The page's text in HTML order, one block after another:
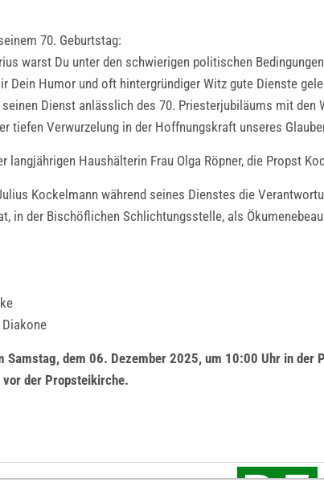
70. Geburtstag:
warst Du unter den schwierigen politischen
Dein Humor und oft hintergründiger Witz gute Dienste
Dienst anlässlich des 70. Priesterjubiläums mit den
tiefen Verwurzelung in der Hoffnungskraft unseres
langjährigen Haushälterin Frau Olga Röpner, die Propst
Kockelmann während seines Dienstes die
in der Bischöflichen Schlichtungsstelle, als
Samstag, dem 06. Dezember 2025, um 10:00 Uhr in
der Propsteikirche.